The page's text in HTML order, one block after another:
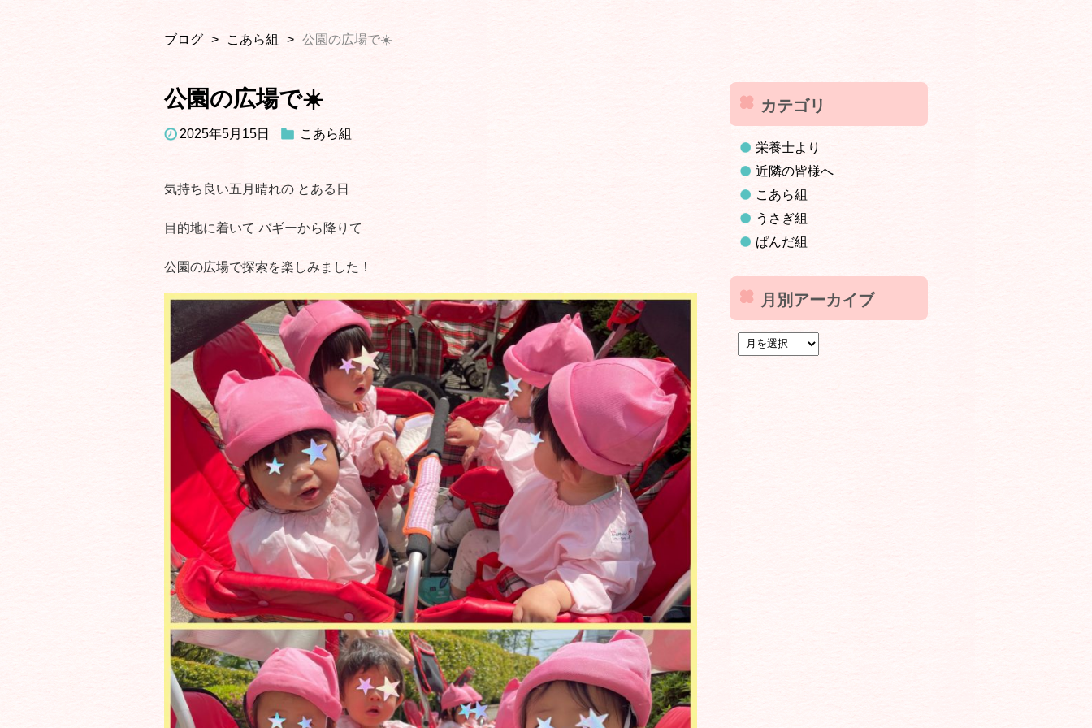
ブログ こあら組 公園の広場で☀️
公園の広場で☀️
2025年5月15日 こあら組
気持ち良い五月晴れの とある日
目的地に着いて バギーから降りて
公園の広場で探索を楽しみました！
カテゴリ
栄養士より
近隣の皆様へ
こあら組
うさぎ組
ぱんだ組
月別アーカイブ